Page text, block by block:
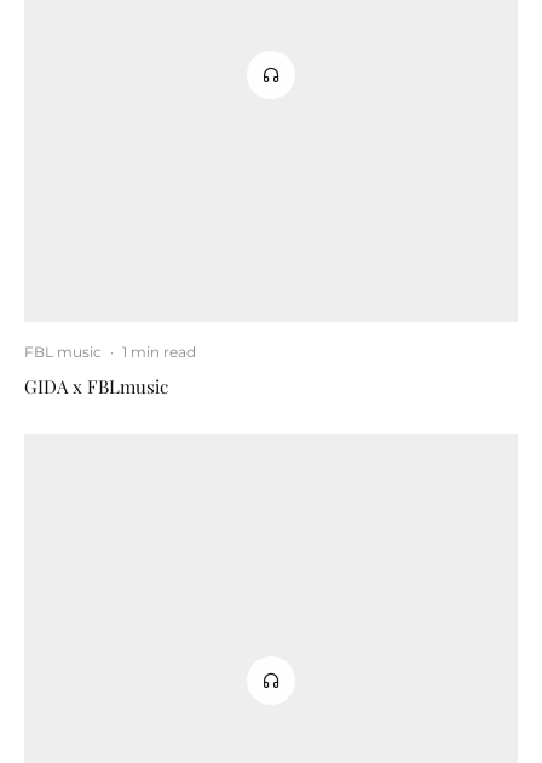
FBL music · 1 min read
GIDA x FBLmusic